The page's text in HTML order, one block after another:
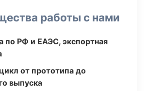
работы с нами
по РФ и ЕАЭС, экспортная
от прототипа до
выпуска